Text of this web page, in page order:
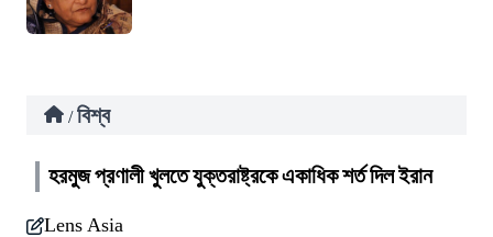
/ বিশ্ব
হরমুজ প্রণালী খুলতে যুক্তরাষ্ট্রকে একাধিক শর্ত দিল ইরান
Lens Asia